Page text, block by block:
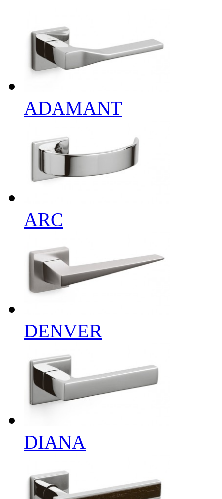
ADAMANT
ARC
DENVER
DIANA